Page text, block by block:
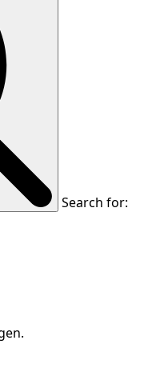
Search for: